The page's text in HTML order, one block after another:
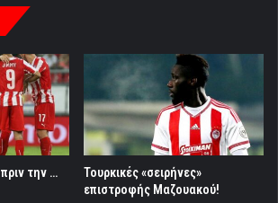
την …
Τουρκικές «σειρήνες»
επιστροφής Μαζουακού!